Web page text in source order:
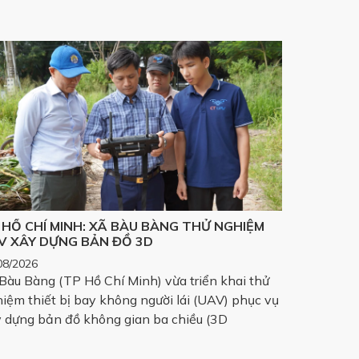
CHÍ MINH: XÃ BÀU BÀNG THỬ NGHIỆM
XÂY DỰNG BẢN ĐỒ 3D
2026
Bàng (TP Hồ Chí Minh) vừa triển khai thử
thiết bị bay không người lái (UAV) phục vụ
dựng bản đồ không gian ba chiều (3D